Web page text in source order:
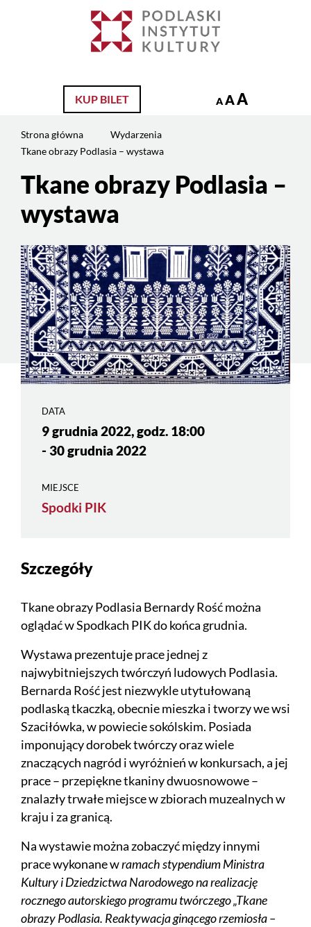
KUP BILET A AA
Strona główna
Wydarzenia
Tkane obrazy Podlasia – wystawa
Tkane obrazy Podlasia –
wystawa
DATA
9 grudnia 2022, godz. 18:00
- 30 grudnia 2022
MIEJSCE
Spodki PIK
Szczegóły
Tkane obrazy Podlasia Bernardy Rość można
oglądać w Spodkach PIK do końca grudnia.
Wystawa prezentuje prace jednej z
najwybitniejszych twórczyń ludowych Podlasia.
Bernarda Rość jest niezwykle utytułowaną
podlaską tkaczką, obecnie mieszka i tworzy we wsi
Szaciłówka, w powiecie sokólskim. Posiada
imponujący dorobek twórczy oraz wiele
znaczących nagród i wyróżnień w konkursach, a jej
prace – przepiękne tkaniny dwuosnowowe –
znalazły trwałe miejsce w zbiorach muzealnych w
kraju i za granicą.
Na wystawie można zobaczyć między innymi
prace wykonane wramach stypendium Ministra
Kultury i Dziedzictwa Narodowego na realizację
rocznego autorskiego programu twórczego „Tkane
obrazy Podlasia. Reaktywacja ginącego rzemiosła –